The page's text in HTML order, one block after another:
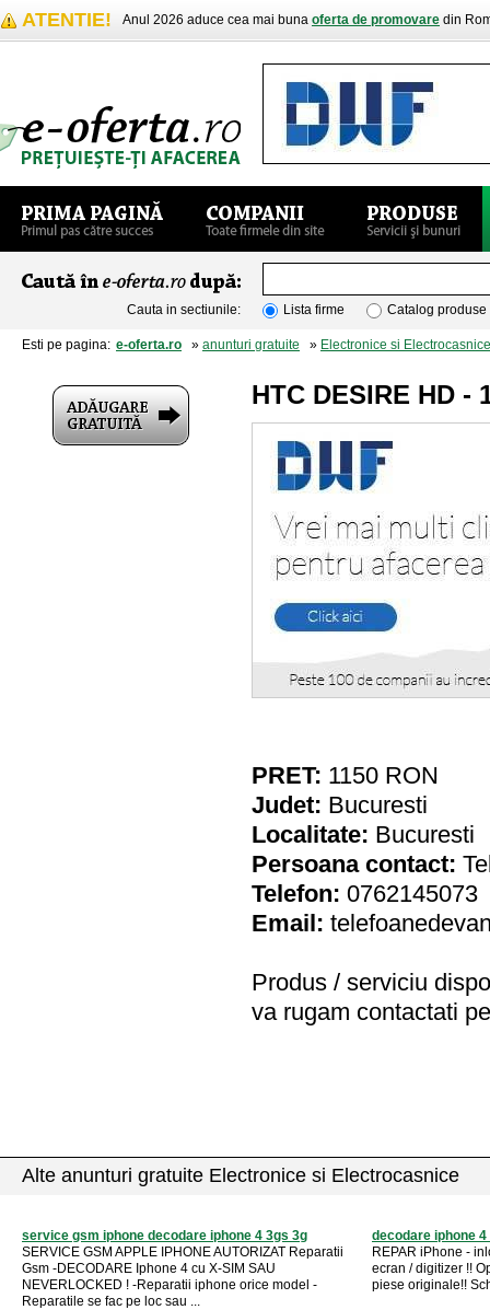
ATENTIE! Anul 2026 aduce cea mai buna oferta de promovare din
Cauta in sectiunile: Lista firme Catalog produse
Esti pe pagina: e-oferta.ro » anunturi gratuite » Electronice si Electrocasnice
HTC DESIRE HD -
PRET: 1150 RON
Judet: Bucuresti
Localitate: Bucuresti
Persoana contact:
Telefon: 0762145073
Email:
Produs / serviciu
va rugam contactati
Alte anunturi gratuite Electronice si Electrocasnice
service gsm iphone decodare iphone 4 3gs 3g
SERVICE GSM APPLE IPHONE AUTORIZAT Reparatii
Gsm -DECODARE Iphone 4 cu X-SIM SAU
NEVERLOCKED ! -Reparatii iphone orice model -
Reparatile se fac pe loc sau ...
decodare iphone 4
REPAR iPhone -
ecran / digitizer !!
piese originale!!